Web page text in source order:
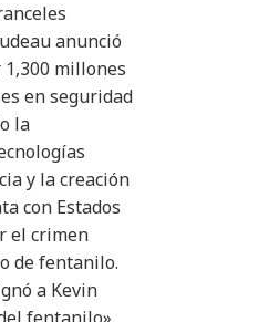
anunció
millones
en seguridad
la
y la creación
con Estados
el crimen
de fentanilo.
a Kevin